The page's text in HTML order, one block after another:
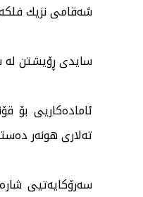
شەقامی نزیك
سایدی ڕۆیشتن لە
ئامادەكاریی بۆ
تەلاری هونەر
سەرۆكایەتیی